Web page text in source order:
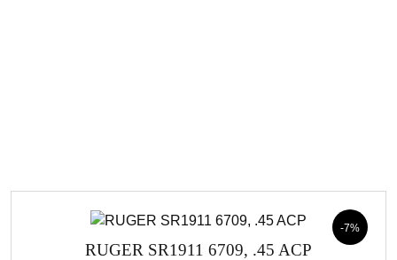
-7%
RUGER SR1911 6709, .45 ACP